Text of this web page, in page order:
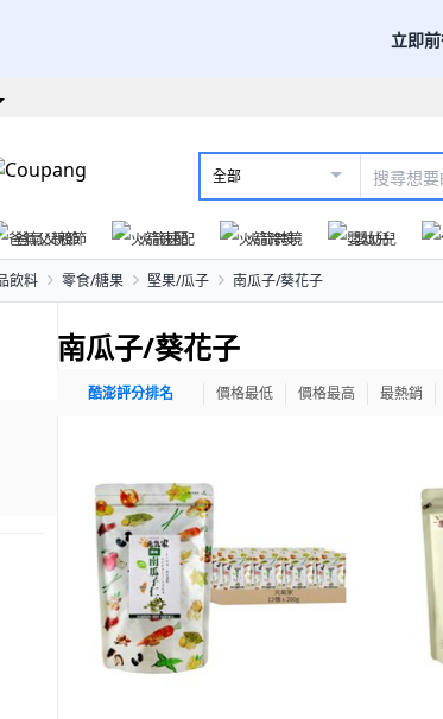
立即
全部
爸氣父親節
火箭速配 火箭跨境 嬰幼兒
飲料 零食/糖果 堅果/瓜子 南瓜子/葵花子
南瓜子/葵花子
酷澎評分排名 價格最低 價格最高 最熱銷